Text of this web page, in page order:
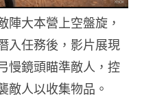
陣大本營上空盤旋，
入任務後，影片展現
慢鏡頭瞄準敵人，控
敵人以收集物品。